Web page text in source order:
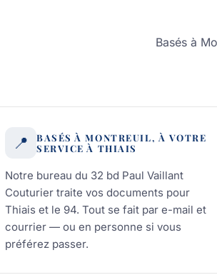
Basés à
📍
BASÉS À MONTREUIL, À VOTRE
SERVICE À THIAIS
Notre bureau du 32 bd Paul Vaillant
Couturier traite vos documents pour
Thiais et le 94. Tout se fait par e-mail et
courrier — ou en personne si vous
préférez passer.